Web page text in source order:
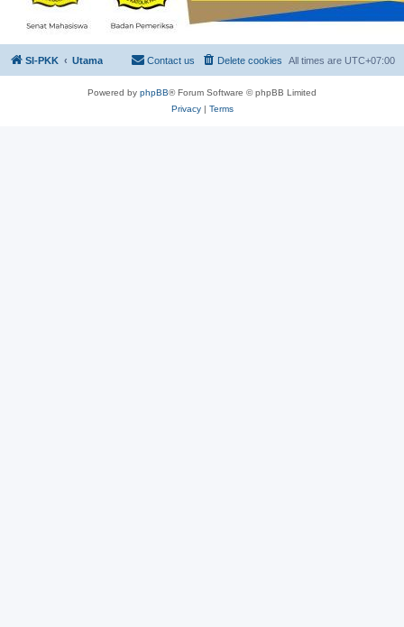
SI-PKK Utama All times are UTC+07:00
Delete cookies
Contact us
Powered by phpBB® Forum Software © phpBB Limited
Privacy| Terms